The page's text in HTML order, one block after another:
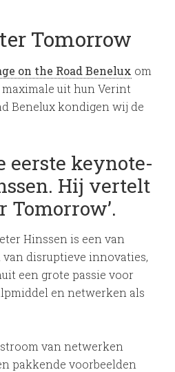
Tomorrow
on the Road Benelux om
uit hun Verint
Benelux kondigen wij de
eerste keynote-
Hij vertelt
Tomorrow’.
Hinssen is een van
van disruptieve innovaties,
een grote passie voor
en netwerken als
van netwerken
pakkende voorbeelden